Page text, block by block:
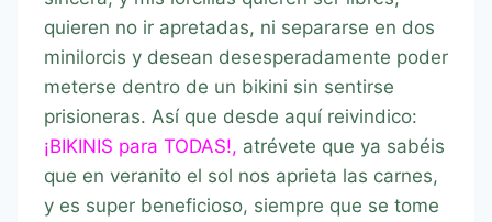
quieren no ir apretadas, ni separarse en dos
minilorcis y desean desesperadamente poder
meterse dentro de un bikini sin sentirse
prisioneras. Así que desde aquí reivindico:
¡BIKINIS para TODAS!, atrévete que ya sabéis
que en veranito el sol nos aprieta las carnes,
y es super beneficioso, siempre que se tome